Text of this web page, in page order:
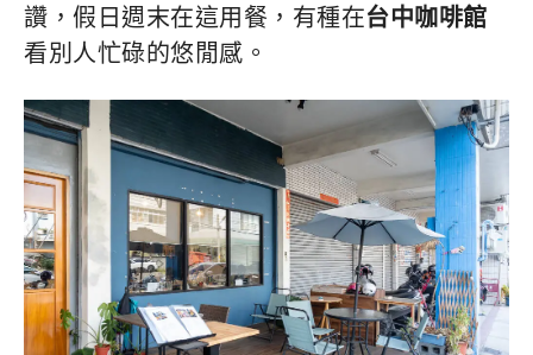
讚，假日週末在這用餐，有種在台中咖啡館
看別人忙碌的悠閒感。